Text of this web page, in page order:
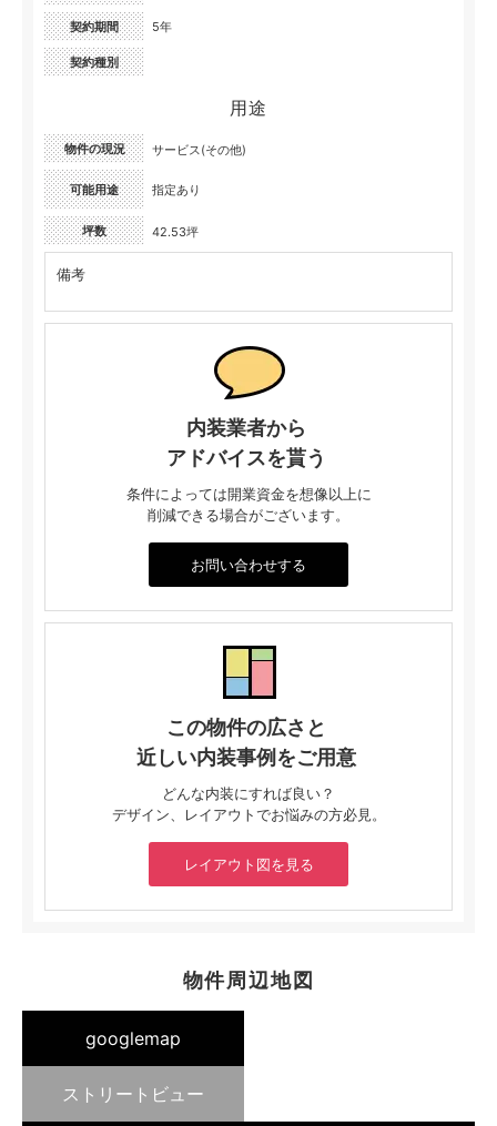
契約期間 5年
契約種別
用途
物件の現況 サービス(その他)
可能用途 指定あり
坪数 42.53坪
備考
内装業者から
アドバイスを貰う
条件によっては開業資金を想像以上に
削減できる場合がございます。
お問い合わせする
この物件の広さと
近しい内装事例をご用意
どんな内装にすれば良い？
デザイン、レイアウトでお悩みの方必見。
レイアウト図を見る
物件周辺地図
googlemap
ストリートビュー